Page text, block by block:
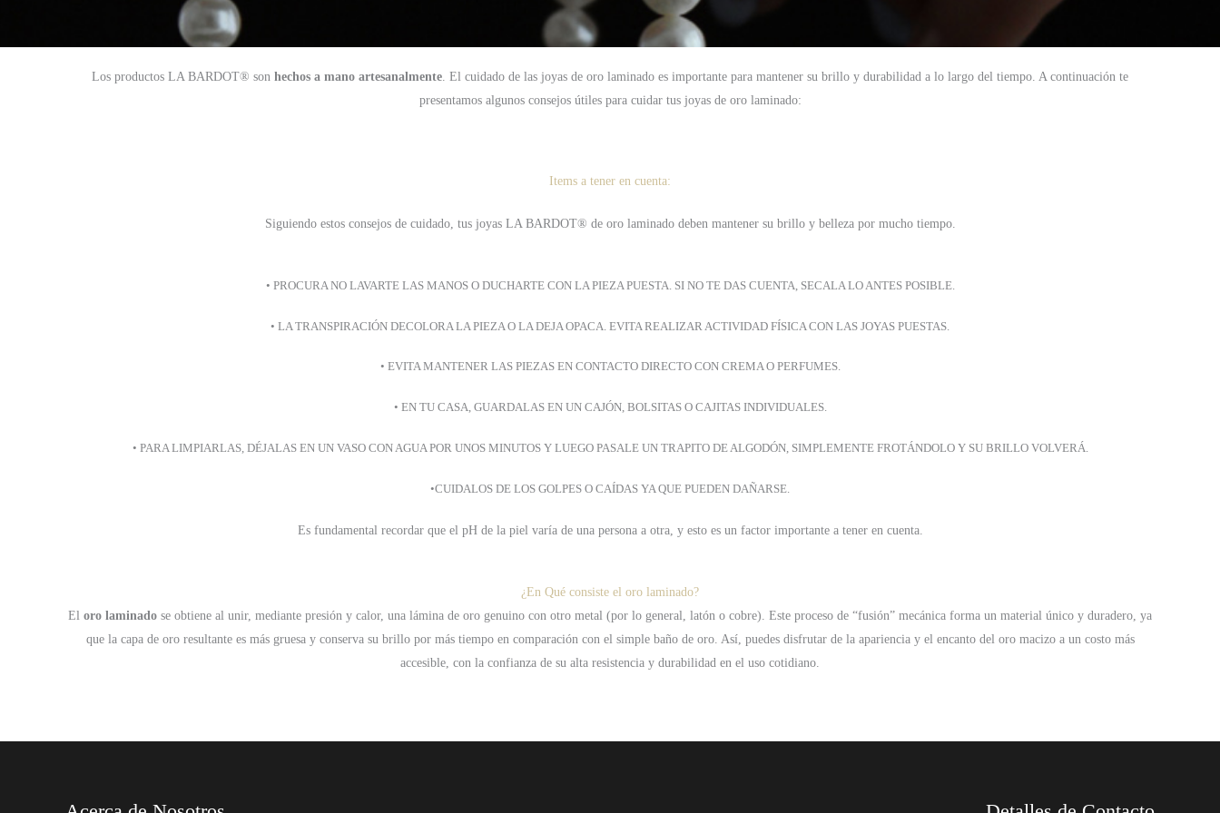
Los productos LA BARDOT® son hechos a mano artesanalmente. El cuidado de las joyas de oro laminado es importante para mantener su brillo y durabilidad a lo largo del tiempo. A continuación te
presentamos algunos consejos útiles para cuidar tus joyas de oro laminado:
Items a tener en cuenta:
Siguiendo estos consejos de cuidado, tus joyas LA BARDOT® de oro laminado deben mantener su brillo y belleza por mucho tiempo.
• PROCURA NO LAVARTE LAS MANOS O DUCHARTE CON LA PIEZA PUESTA. SI NO TE DAS CUENTA, SECALA LO ANTES POSIBLE.
• LA TRANSPIRACIÓN DECOLORA LA PIEZA O LA DEJA OPACA. EVITA REALIZAR ACTIVIDAD FÍSICA CON LAS JOYAS PUESTAS.
• EVITA MANTENER LAS PIEZAS EN CONTACTO DIRECTO CON CREMA O PERFUMES.
• EN TU CASA, GUARDALAS EN UN CAJÓN, BOLSITAS O CAJITAS INDIVIDUALES.
• PARA LIMPIARLAS, DÉJALAS EN UN VASO CON AGUA POR UNOS MINUTOS Y LUEGO PASALE UN TRAPITO DE ALGODÓN, SIMPLEMENTE FROTÁNDOLO Y SU BRILLO VOLVERÁ.
•CUIDALOS DE LOS GOLPES O CAÍDAS YA QUE PUEDEN DAÑARSE.
Es fundamental recordar que el pH de la piel varía de una persona a otra, y esto es un factor importante a tener en cuenta.
¿En Qué consiste el oro laminado?
El oro laminado se obtiene al unir, mediante presión y calor, una lámina de oro genuino con otro metal (por lo general, latón o cobre). Este proceso de “fusión” mecánica forma un material único y duradero, ya
que la capa de oro resultante es más gruesa y conserva su brillo por más tiempo en comparación con el simple baño de oro. Así, puedes disfrutar de la apariencia y el encanto del oro macizo a un costo más
accesible, con la confianza de su alta resistencia y durabilidad en el uso cotidiano.